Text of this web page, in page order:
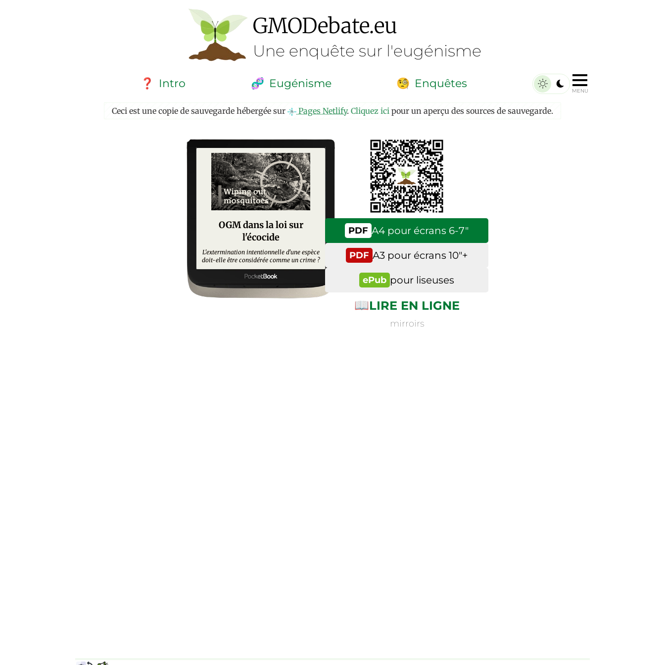
GMODebate.eu
Une enquête sur l'eugénisme
❓ Intro 🧬 Eugénisme 🧐 Enquêtes
MENU
Ceci est une copie de sauvegarde hébergée sur Pages Netlify.Cliquez ici pour un aperçu des sources de sauvegarde.
OGM dans la loi sur
l'écocide
L'extermination intentionnelle d'une espèce
doit-elle être considérée comme un crime ?
PDF A4 pour écrans 6-7″
PDF A3 pour écrans 10″+
ePub pour liseuses
📖LIRE EN LIGNE
mirroirs